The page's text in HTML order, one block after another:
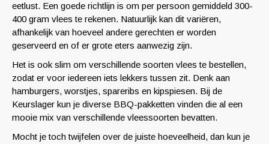
eetlust. Een goede richtlijn is om per persoon gemiddeld 300-
400 gram vlees te rekenen. Natuurlijk kan dit variëren,
afhankelijk van hoeveel andere gerechten er worden
geserveerd en of er grote eters aanwezig zijn.
Het is ook slim om verschillende soorten vlees te bestellen,
zodat er voor iedereen iets lekkers tussen zit. Denk aan
hamburgers, worstjes, spareribs en kipspiesen. Bij de
Keurslager kun je diverse BBQ-pakketten vinden die al een
mooie mix van verschillende vleessoorten bevatten.
Mocht je toch twijfelen over de juiste hoeveelheid, dan kun je